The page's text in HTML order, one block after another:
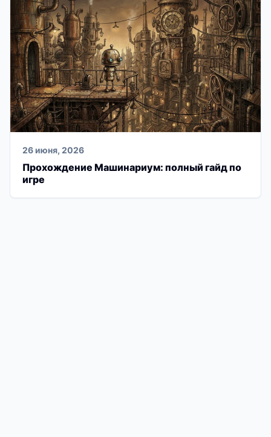
26 июня, 2026
Прохождение Машинариум: полный гайд по
игре